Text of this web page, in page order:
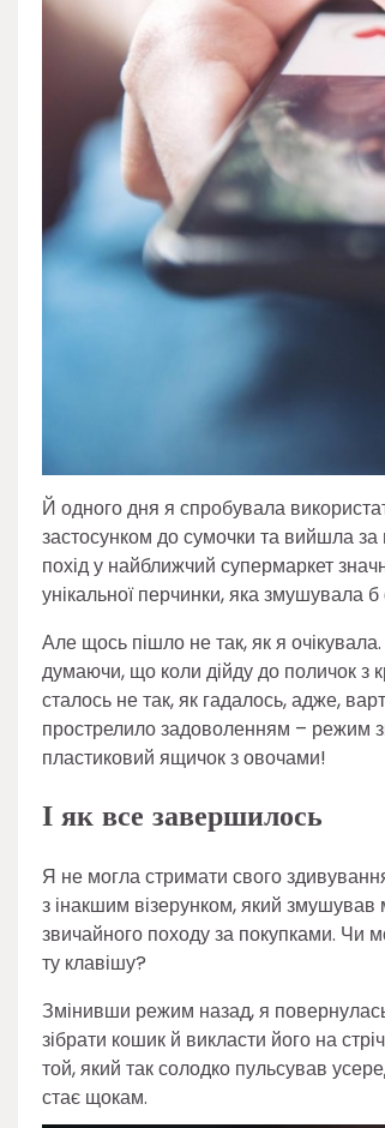
Й одного дня я спробувала
застосунком до сумочки та вийшла
похід у найближчий супермаркет
унікальної перчинки, яка змушувала б
Але щось пішло не так, як я
думаючи, що коли дійду до поличок з
сталось не так, як гадалось, адже,
прострелило задоволенням – режим
пластиковий ящичок з овочами!
І як все завершилось
Я не могла стримати свого
з інакшим візерунком, який
звичайного походу за покупками. Чи
ту клавішу?
Змінивши режим назад, я
зібрати кошик й викласти його на
той, який так солодко пульсував
стає щокам.